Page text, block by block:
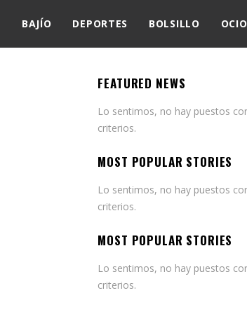
BAJÍO DEPORTES BOLSILLO OCIO
FEATURED NEWS
Lo sentimos, no hay puestos
criterios.
MOST POPULAR STORIES
Lo sentimos, no hay puestos
criterios.
MOST POPULAR STORIES
Lo sentimos, no hay puestos
criterios.